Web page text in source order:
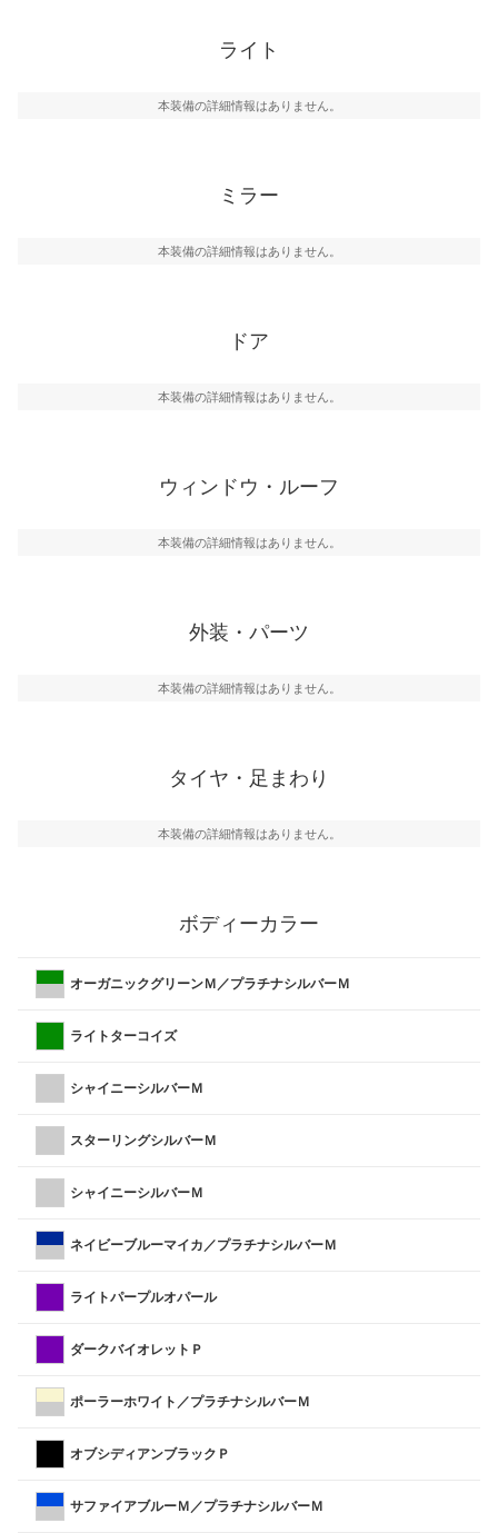
ライト
本装備の詳細情報はありません。
ミラー
本装備の詳細情報はありません。
ドア
本装備の詳細情報はありません。
ウィンドウ・ルーフ
本装備の詳細情報はありません。
外装・パーツ
本装備の詳細情報はありません。
タイヤ・足まわり
本装備の詳細情報はありません。
ボディーカラー
オーガニックグリーンＭ／プラチナシルバーＭ
ライトターコイズ
シャイニーシルバーＭ
スターリングシルバーＭ
シャイニーシルバーＭ
ネイビーブルーマイカ／プラチナシルバーＭ
ライトパープルオパール
ダークバイオレットＰ
ポーラーホワイト／プラチナシルバーＭ
オブシディアンブラックＰ
サファイアブルーＭ／プラチナシルバーＭ